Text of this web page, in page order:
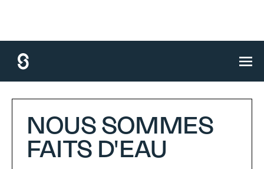
accueil
NOUS SOMMES
FAITS D'EAU